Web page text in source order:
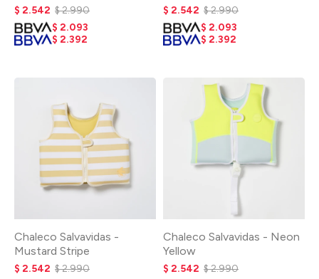
$ 2.542 $2.990
$ 2.093
$ 2.392
$ 2.542 $2.990
$ 2.093
$ 2.392
Chaleco Salvavidas -
Mustard Stripe
$ 2.542 $2.990
Chaleco Salvavidas - Neon
Yellow
$ 2.542 $2.990